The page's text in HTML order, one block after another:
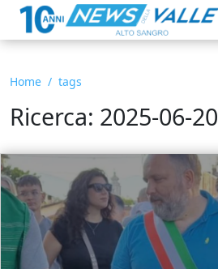
Home tags
Ricerca: 2025-06-20